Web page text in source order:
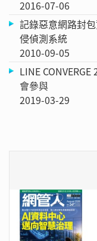
2016-07-06
記錄惡意網路封
侵偵測系統
2010-09-05
LINE
會參與
2019-03-29